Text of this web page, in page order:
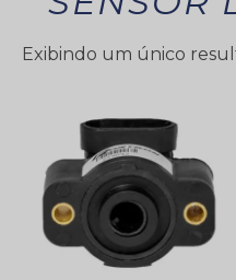
Exibindo um único